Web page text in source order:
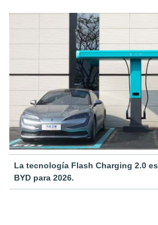
La tecnología Flash Charging 2.0
BYD para 2026.